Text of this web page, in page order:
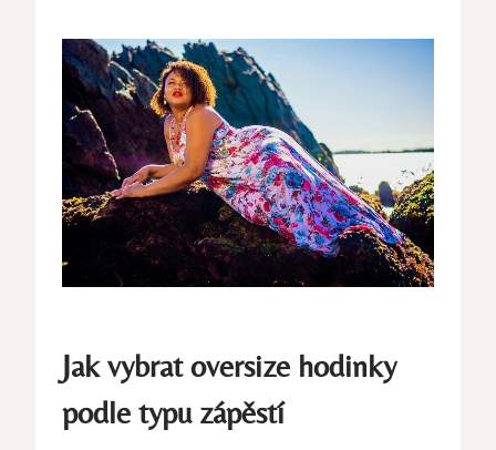
Jak vybrat oversize hodinky
podle typu zápěstí